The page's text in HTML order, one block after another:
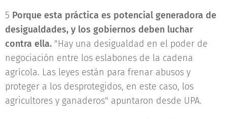
5 Porque esta práctica es potencial generadora de
desigualdades, y los gobiernos deben luchar
contra ella. "Hay una desigualdad en el poder de
negociación entre los eslabones de la cadena
agrícola. Las leyes están para frenar abusos y
proteger a los desprotegidos, en este caso, los
agricultores y ganaderos" apuntaron desde UPA.